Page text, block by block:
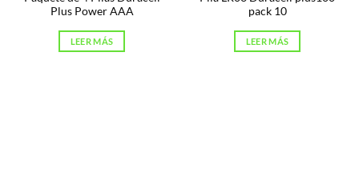
Plus Power AAA
LEER MÁS
pack 10
LEER MÁS